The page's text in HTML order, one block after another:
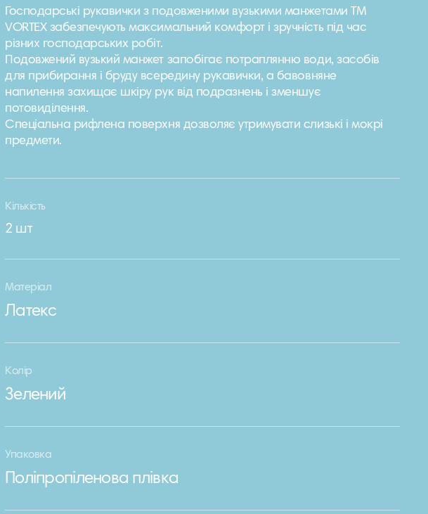
Господарські рукавички з подовженими вузькими манжетами ТМ
VORTEX забезпечують максимальний комфорт і зручність під час
різних господарських робіт.
Подовжений вузький манжет запобігає потраплянню води, засобів
для прибирання і бруду всередину рукавички, а бавовняне
напилення захищає шкіру рук від подразнень і зменшує
потовиділення.
Спеціальна рифлена поверхня дозволяє утримувати слизькі і мокрі
предмети.
Кількість
2 шт
Матеріал
Латекс
Колір
Зелений
Упаковка
Поліпропіленова плівка